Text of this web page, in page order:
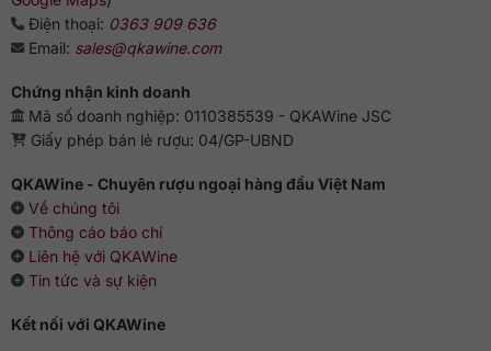
Điện thoại: 0363 909 636
Email: sales@qkawine.com
Chứng nhận kinh doanh
Mã số doanh nghiệp: 0110385539 - QKAWine JSC
Giấy phép bán lẻ rượu: 04/GP-UBND
QKAWine - Chuyên rượu ngoại hàng đầu Việt Nam
Về chúng tôi
Thông cáo báo chí
Liên hệ với QKAWine
Tin tức và sự kiện
Kết nối với QKAWine